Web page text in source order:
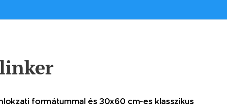
formátummal és 30x60 cm-es klasszikus